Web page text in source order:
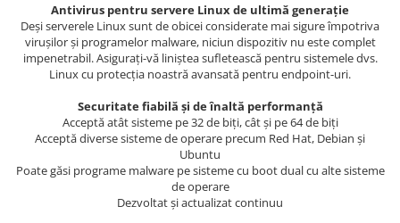
Antivirus pentru servere Linux de ultimă generație
Deși serverele Linux sunt de obicei considerate mai sigure împotriva
virușilor și programelor malware, niciun dispozitiv nu este complet
impenetrabil. Asigurați-vă liniștea sufletească pentru sistemele dvs.
Linux cu protecția noastră avansată pentru endpoint-uri.
Securitate fiabilă și de înaltă performanță
Acceptă atât sisteme pe 32 de biți, cât și pe 64 de biți
Acceptă diverse sisteme de operare precum Red Hat, Debian și
Ubuntu
Poate găsi programe malware pe sisteme cu boot dual cu alte sisteme
de operare
Dezvoltat și actualizat continuu